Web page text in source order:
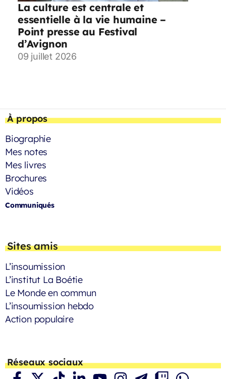
La culture est centrale et
essentielle à la vie humaine –
Point presse au Festival
d’Avignon
09 juillet 2026
À propos
Biographie
Mes notes
Mes livres
Brochures
Vidéos
Communiqués
Sites amis
L’insoumission
L’institut La Boétie
Le Monde en commun
L’insoumission hebdo
Action populaire
Réseaux sociaux